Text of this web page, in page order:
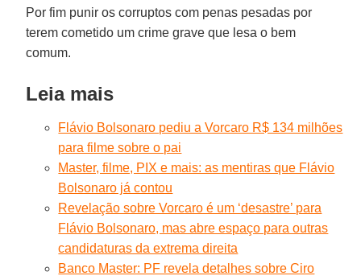
Por fim punir os corruptos com penas pesadas por
terem cometido um crime grave que lesa o bem
comum.
Leia mais
Flávio Bolsonaro pediu a Vorcaro R$ 134 milhões
para filme sobre o pai
Master, filme, PIX e mais: as mentiras que Flávio
Bolsonaro já contou
Revelação sobre Vorcaro é um ‘desastre’ para
Flávio Bolsonaro, mas abre espaço para outras
candidaturas da extrema direita
Banco Master: PF revela detalhes sobre Ciro